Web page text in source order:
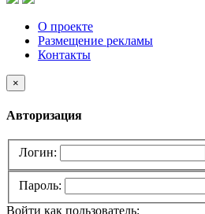
О проекте
Размещение рекламы
Контакты
×
Авторизация
Логин:
Пароль:
Войти как пользователь: